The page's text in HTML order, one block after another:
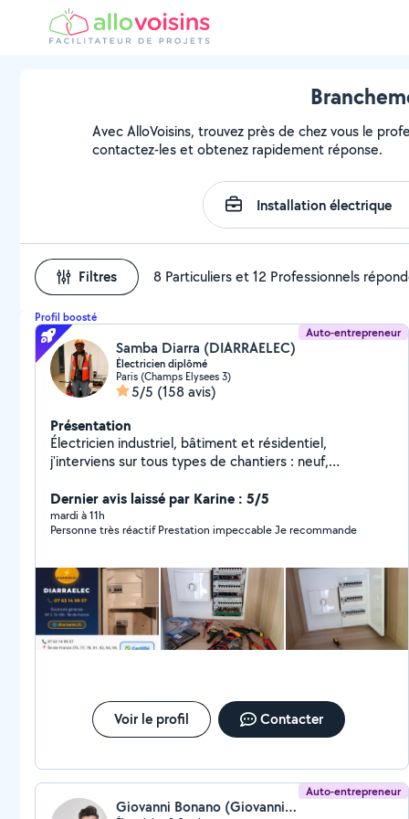
Avec AlloVoisins, trouvez près de chez vous le
contactez-les et obtenez rapidement réponse.
Filtres 8 Particuliers et 12 Professionnels
Profil boosté
Auto-entrepreneur
Samba Diarra (DIARRAELEC)
Électricien diplômé
Paris (Champs Elysees 3)
5/5 (158 avis)
Présentation
Électricien industriel, bâtiment et résidentiel,
j'interviens sur tous types de chantiers : neuf,
expérimenté, je garantis un travail propre, conforme
aux normes et dans les délais.
Dernier avis laissé par Karine : 5/5
mardi à 11h
Personne très réactif Prestation impeccable Je recommande
Voir le profil Contacter
Auto-entrepreneur
Giovanni Bonano (Giovanni B. Électricité & Services)